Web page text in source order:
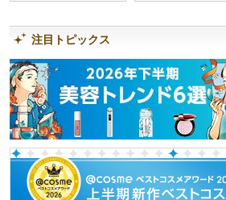
て
い
ま
す
注目トピックス